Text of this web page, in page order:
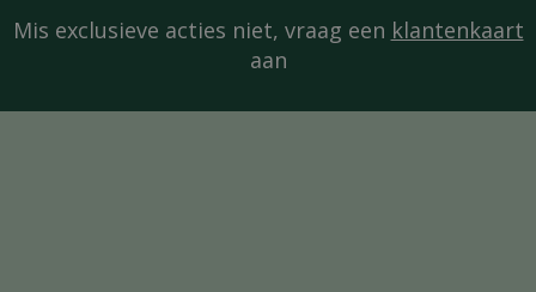
Mis exclusieve acties niet, vraag een klantenkaart
aan